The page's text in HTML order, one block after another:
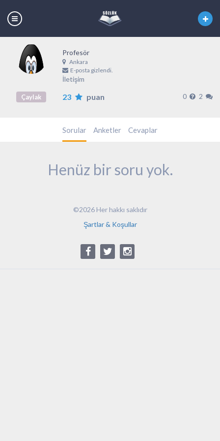
Profesör
Ankara
E-posta gizlendi.
İletişim
Çaylak 23 puan 0 2
Sorular Anketler Cevaplar
Henüz bir soru yok.
©2026 Her hakkı saklıdır
Şartlar & Koşullar